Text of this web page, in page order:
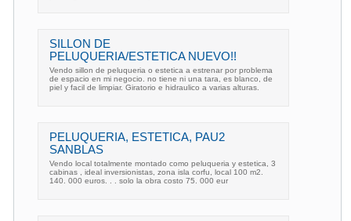
SILLON DE
PELUQUERIA/ESTETICA NUEVO!!
Vendo sillon de peluqueria o estetica a estrenar por problema
de espacio en mi negocio. no tiene ni una tara, es blanco, de
piel y facil de limpiar. Giratorio e hidraulico a varias alturas.
PELUQUERIA, ESTETICA, PAU2
SANBLAS
Vendo local totalmente montado como peluqueria y estetica, 3
cabinas , ideal inversionistas, zona isla corfu, local 100 m2.
140. 000 euros. . . solo la obra costo 75. 000 eur